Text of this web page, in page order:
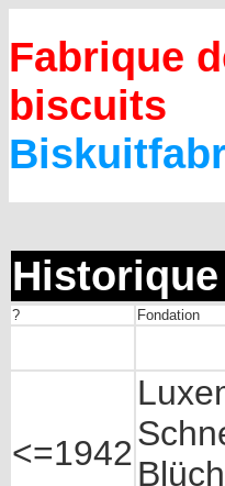
Fabrique
biscuits
? Fondation
<=1942